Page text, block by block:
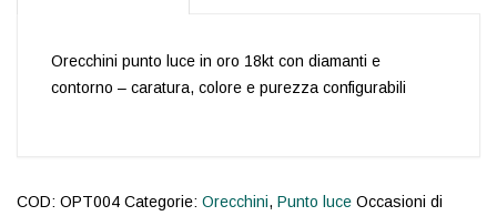
Orecchini punto luce in oro 18kt con diamanti e
contorno – caratura, colore e purezza configurabili
COD: OPT004 Categorie: Orecchini, Punto luce Occasioni di